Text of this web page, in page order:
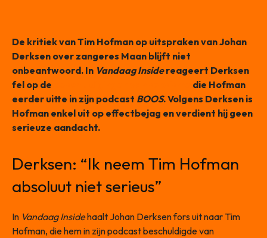
De kritiek van Tim Hofman op uitspraken van Johan
Derksen over zangeres Maan blijft niet
onbeantwoord. In Vandaag Insidereageert Derksen
fel op de
die Hofman
eerder uitte in zijn podcast BOOS. Volgens Derksen is
Hofman enkel uit op effectbejag en verdient hij geen
serieuze aandacht.
Derksen: “Ik neem Tim Hofman
absoluut niet serieus”
In Vandaag Insidehaalt Johan Derksen fors uit naar Tim
Hofman, die hem in zijn podcast beschuldigde van